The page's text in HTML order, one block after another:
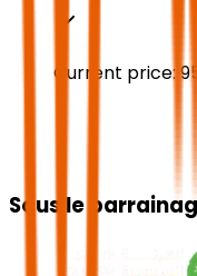
Current price:
Sous le